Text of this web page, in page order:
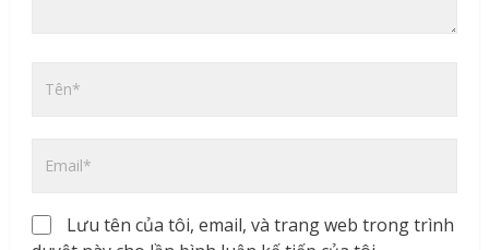
Lưu tên của tôi, email, và trang web trong trình